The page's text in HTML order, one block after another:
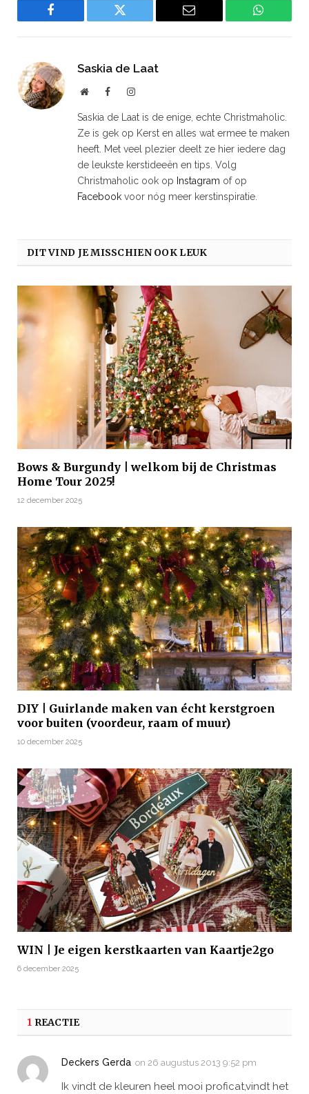
Facebook Twitter Email
Saskia de Laat
WebsiteFacebookInstagram
Saskia de Laat is de enige, echte Christmaholic.
Ze is gek op Kerst en alles wat ermee te maken
heeft. Met veel plezier deelt ze hier iedere dag
de leukste kerstideeën en tips. Volg
Christmaholic ook op Instagram of op
Facebook voor nóg meer kerstinspiratie.
DIT VIND JE MISSCHIEN OOK LEUK
Bows & Burgundy | welkom bij de Christmas
Home Tour 2025!
12 december 2025
DIY | Guirlande maken van écht kerstgroen
voor buiten (voordeur, raam of muur)
10 december 2025
WIN | Je eigen kerstkaarten van Kaartje2go
6 december 2025
1 REACTIE
Deckers Gerda on 26 augustus 2013 9:52 pm
Ik vindt de kleuren heel mooi proficat,vindt het